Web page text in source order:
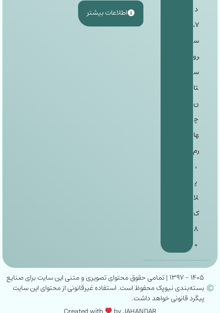
اطلاعات بیشتر
د
٧،
س
رو
س
تا
ن
چ
ها
رم
،
پ
لا
ک
۸
۰
۱۴۰۵ - ۱۳۹۷ | تمامی حقوق محتوای تصویری و متنی این سایت برای صنایع
بسته‌بندی نیوپک محفوظ است. استفاده غیرقانونی از محتوای این سایت
پیگرد قانونی خواهد داشت.